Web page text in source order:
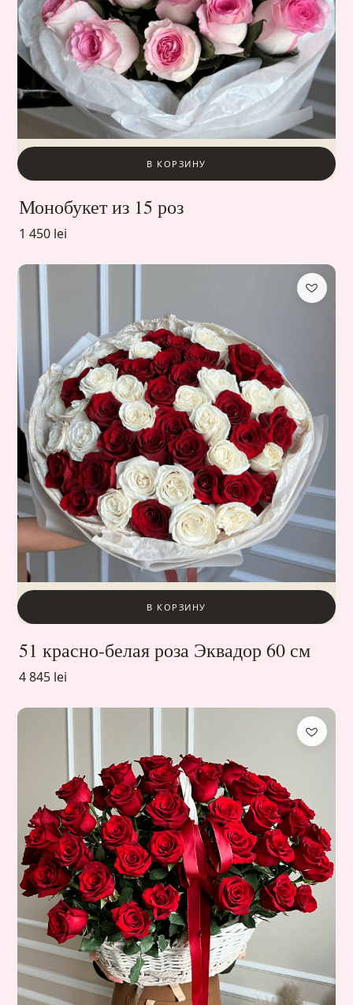
В КОРЗИНУ
Монобукет из 15 роз
1 450 lei
В КОРЗИНУ
51 красно-белая роза Эквадор 60 см
4 845 lei